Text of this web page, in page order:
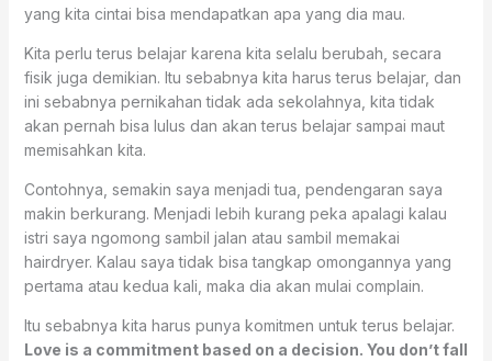
yang kita cintai bisa mendapatkan apa yang dia mau.
Kita perlu terus belajar karena kita selalu berubah, secara
fisik juga demikian. Itu sebabnya kita harus terus belajar, dan
ini sebabnya pernikahan tidak ada sekolahnya, kita tidak
akan pernah bisa lulus dan akan terus belajar sampai maut
memisahkan kita.
Contohnya, semakin saya menjadi tua, pendengaran saya
makin berkurang. Menjadi lebih kurang peka apalagi kalau
istri saya ngomong sambil jalan atau sambil memakai
hairdryer. Kalau saya tidak bisa tangkap omongannya yang
pertama atau kedua kali, maka dia akan mulai complain.
Itu sebabnya kita harus punya komitmen untuk terus belajar.
Love is a commitment based on a decision. You don’t fall